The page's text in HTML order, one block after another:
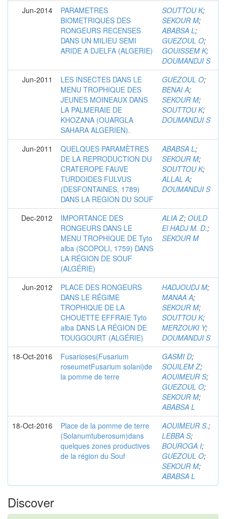
Jun-2014
PARAMETRES
BIOMETRIQUES DES
RONGEURS RECENSES
DANS UN MILIEU SEMI
ARIDE A DJELFA (ALGERIE)
SOUTTOU K;
SEKOUR M;
ABABSA L;
GUEZOUL O;
GOUISSEM K;
DOUMANDJI S
Jun-2011
LES INSECTES DANS LE
MENU TROPHIQUE DES
JEUNES MOINEAUX DANS
LA PALMERAIE DE
KHOZANA (OUARGLA
SAHARA ALGERIEN).
GUEZOUL O;
BENAI A;
SEKOUR M;
SOUTTOU K;
DOUMANDJI S
Jun-2011
QUELQUES PARAMÈTRES
DE LA REPRODUCTION DU
CRATEROPE FAUVE
TURDOIDES FULVUS
(DESFONTAINES, 1789)
DANS LA REGION DU SOUF
ABABSA L;
SEKOUR M;
SOUTTOU K;
ALLAL A;
DOUMANDJI S
Dec-2012
IMPORTANCE DES
RONGEURS DANS LE
MENU TROPHIQUE DE Tyto
alba (SCOPOLI, 1759) DANS
LA RÉGION DE SOUF
(ALGÉRIE)
ALIA Z; OULD
El HADJ M. D.;
SEKOUR M
Jun-2012
PLACE DES RONGEURS
DANS LE RÉGIME
TROPHIQUE DE LA
CHOUETTE EFFRAIE Tyto
alba DANS LA RÉGION DE
TOUGGOURT (ALGÉRIE)
HADJOUDJ M;
MANAA A;
SEKOUR M;
SOUTTOU K;
MERZOUKI Y;
DOUMANDJI S
18-Oct-2016
Fusarioses(Fusarium
roseumetFusarium solani)de
la pomme de terre
GASMI D;
SOUILEM Z;
AOUIMEUR S;
GUEZOUL O;
SEKOUR M;
ABABSA L
18-Oct-2016
Place de la pomme de terre
(Solanumtuberosum)dans
quelques zones productives
de la région du Souf
AOUIMEUR S.;
LEBBA S;
BOUROGA I;
GUEZOUL O;
SEKOUR M;
ABABSA L
Discover